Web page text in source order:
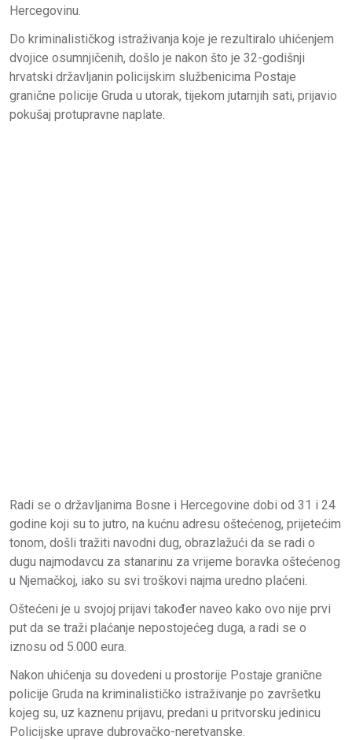
Hercegovinu.
Do kriminalističkog istraživanja koje je rezultiralo uhićenjem
dvojice osumnjičenih, došlo je nakon što je 32-godišnji
hrvatski državljanin policijskim službenicima Postaje
granične policije Gruda u utorak, tijekom jutarnjih sati, prijavio
pokušaj protupravne naplate.
Radi se o državljanima Bosne i Hercegovine dobi od 31 i 24
godine koji su to jutro, na kućnu adresu oštećenog, prijetećim
tonom, došli tražiti navodni dug, obrazlažući da se radi o
dugu najmodavcu za stanarinu za vrijeme boravka oštećenog
u Njemačkoj, iako su svi troškovi najma uredno plaćeni.
Oštećeni je u svojoj prijavi također naveo kako ovo nije prvi
put da se traži plaćanje nepostojećeg duga, a radi se o
iznosu od 5.000 eura.
Nakon uhićenja su dovedeni u prostorije Postaje granične
policije Gruda na kriminalističko istraživanje po završetku
kojeg su, uz kaznenu prijavu, predani u pritvorsku jedinicu
Policijske uprave dubrovačko-neretvanske.